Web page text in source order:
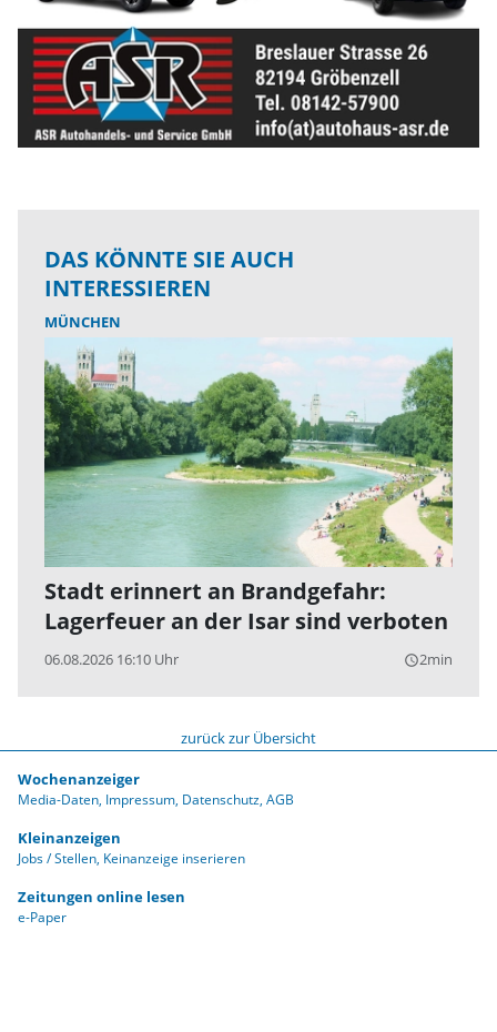
DAS KÖNNTE SIE AUCH
INTERESSIEREN
MÜNCHEN
Stadt erinnert an Brandgefahr:
Lagerfeuer an der Isar sind verboten
06.08.2026 16:10 Uhr query_builder2min
zurück zur Übersicht
Wochenanzeiger
Media-Daten Impressum Datenschutz AGB
Kleinanzeigen
Jobs / Stellen Keinanzeige inserieren
Zeitungen online lesen
e-Paper